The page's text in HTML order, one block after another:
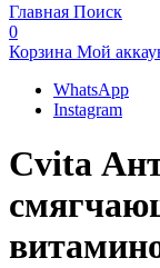
Главная Поиск
0
Корзина Мой
WhatsApp
Instagram
Cvita